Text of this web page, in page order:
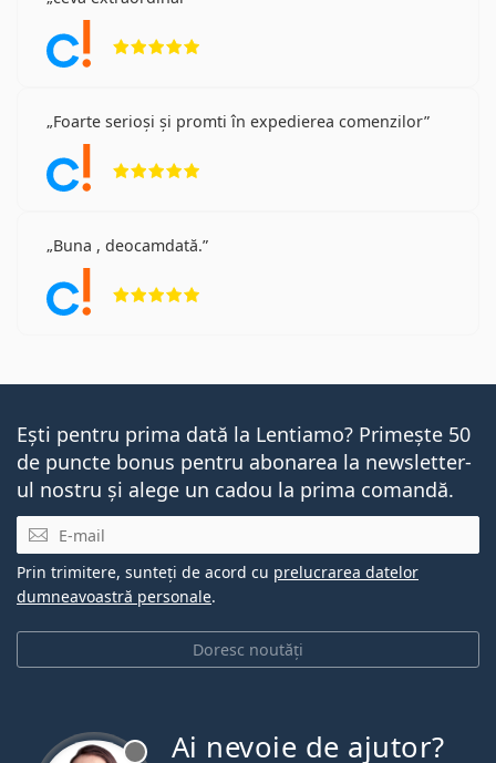
Foarte serioși și promti în expedierea comenzilor
Buna , deocamdată.
Ești pentru prima dată la Lentiamo? Primește 50
de puncte bonus pentru abonarea la newsletter-
ul nostru și alege un cadou la prima comandă.
E-mail
Doresc noutăți
Prin trimitere, sunteți de acord cu prelucrarea datelor
dumneavoastră personale.
Ai nevoie de ajutor?